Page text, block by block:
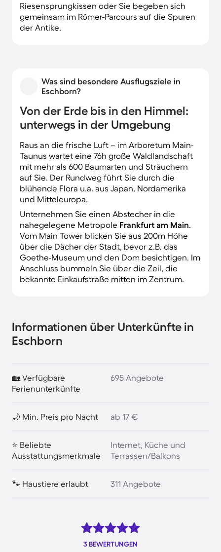
Riesensprungkissen oder Sie begeben sich
gemeinsam im Römer-Parcours auf die Spuren
der Antike.
Was sind besondere Ausflugsziele in
Eschborn?
Von der Erde bis in den Himmel:
unterwegs in der Umgebung
Raus an die frische Luft – im Arboretum Main-
Taunus wartet eine 76h große Waldlandschaft
mit mehr als 600 Baumarten und Sträuchern
auf Sie. Der Rundweg führt Sie durch die
blühende Flora u.a. aus Japan, Nordamerika
und Mitteleuropa.
Unternehmen Sie einen Abstecher in die
nahegelegene Metropole Frankfurt am Main.
Vom Main Tower blicken Sie aus 200m Höhe
über die Dächer der Stadt, bevor z.B. das
Goethe-Museum und den Dom besichtigen. Im
Anschluss bummeln Sie über die Zeil, die
bekannte Einkaufstraße mitten im Zentrum.
Informationen über Unterkünfte in
Eschborn
🏡 Verfügbare
Ferienunterkünfte
695 Angebote
🌙 Min. Preis pro Nacht ab 17 €
⭐ Beliebte
Ausstattungsmerkmale
Internet, Küche und
Terrassen/Balkons
🐾 Haustiere erlaubt 311 Angebote
3 BEWERTUNGEN